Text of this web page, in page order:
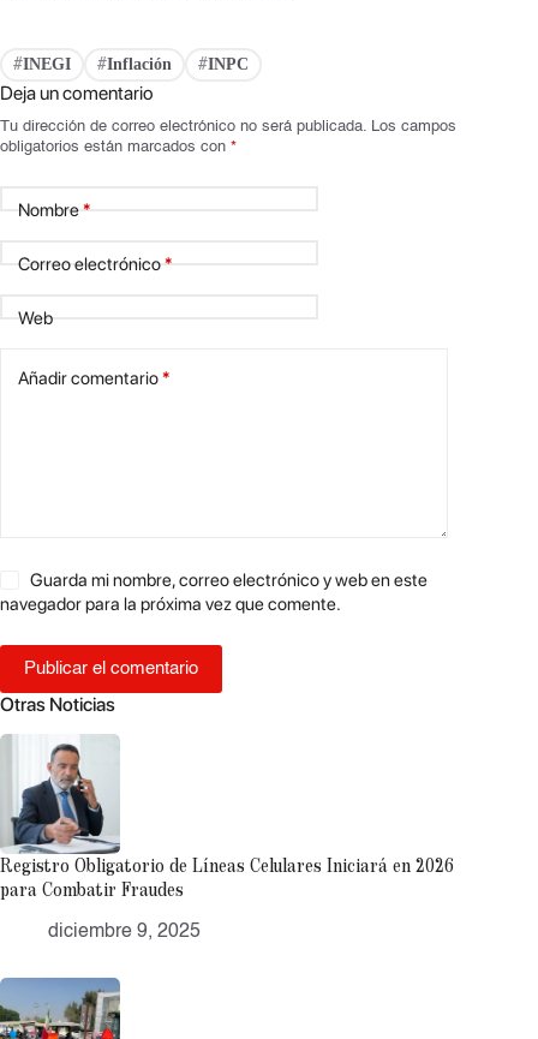
#INEGI #Inflación #INPC
Deja un comentario
Tu dirección de correo electrónico no será publicada. Los campos
obligatorios están marcados con *
Nombre*
Correo electrónico*
Web
Añadir comentario*
Guarda mi nombre, correo electrónico y web en este
navegador para la próxima vez que comente.
Publicar el comentario
Otras Noticias
Registro Obligatorio de Líneas Celulares Iniciará en 2026
para Combatir Fraudes
diciembre 9, 2025